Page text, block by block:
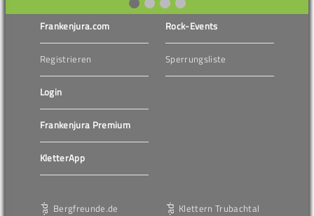
Frankenjura.com
Registrieren
Login
Frankenjura Premium
KletterApp
Rock-Events
Sperrungsliste
Bergfreunde.de Klettern Trubachtal